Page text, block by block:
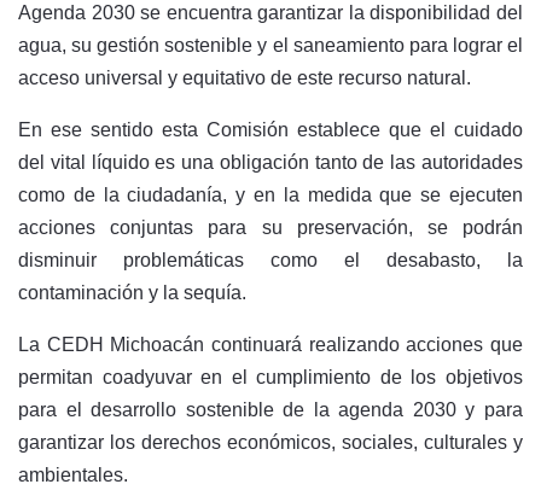
Agenda 2030 se encuentra garantizar la disponibilidad del
agua, su gestión sostenible y el saneamiento para lograr el
acceso universal y equitativo de este recurso natural.
En ese sentido esta Comisión establece que el cuidado
del vital líquido es una obligación tanto de las autoridades
como de la ciudadanía, y en la medida que se ejecuten
acciones conjuntas para su preservación, se podrán
disminuir problemáticas como el desabasto, la
contaminación y la sequía.
La CEDH Michoacán continuará realizando acciones que
permitan coadyuvar en el cumplimiento de los objetivos
para el desarrollo sostenible de la agenda 2030 y para
garantizar los derechos económicos, sociales, culturales y
ambientales.